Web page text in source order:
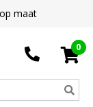
maat
0